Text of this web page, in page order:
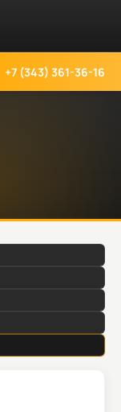
+7 (343) 361-36-16